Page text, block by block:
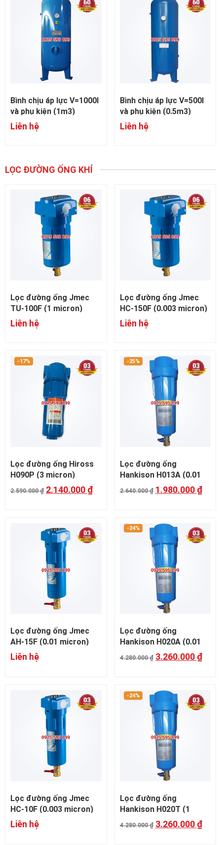
Bình chịu áp lực V=1000l
và phụ kiện (1m3)
Liên hệ
Bình chịu áp lực V=500l
và phụ kiện (0.5m3)
Liên hệ
LỌC ĐƯỜNG ỐNG KHÍ
Lọc đường ống Jmec
TU-100F (1 micron)
Liên hệ
Lọc đường ống Jmec
HC-150F (0.003 micron)
Liên hệ
-17%
Lọc đường ống Hiross
H090P (3 micron)
2.590.000₫ 2.140.000 ₫
-25%
Lọc đường ống
Hankison H013A (0.01
2.640.000₫ 1.980.000 ₫
Lọc đường ống Jmec
AH-15F (0.01 micron)
Liên hệ
-24%
Lọc đường ống
Hankison H020A (0.01
4.280.000₫ 3.260.000 ₫
Lọc đường ống Jmec
HC-10F (0.003 micron)
Liên hệ
-24%
Lọc đường ống
Hankison H020T (1
4.280.000₫ 3.260.000 ₫